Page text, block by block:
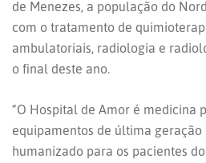
de Menezes, a população do
com o tratamento de
ambulatoriais, radiologia e
o final deste ano.
“O Hospital de Amor é medicina
equipamentos de última
humanizado para os pacientes do